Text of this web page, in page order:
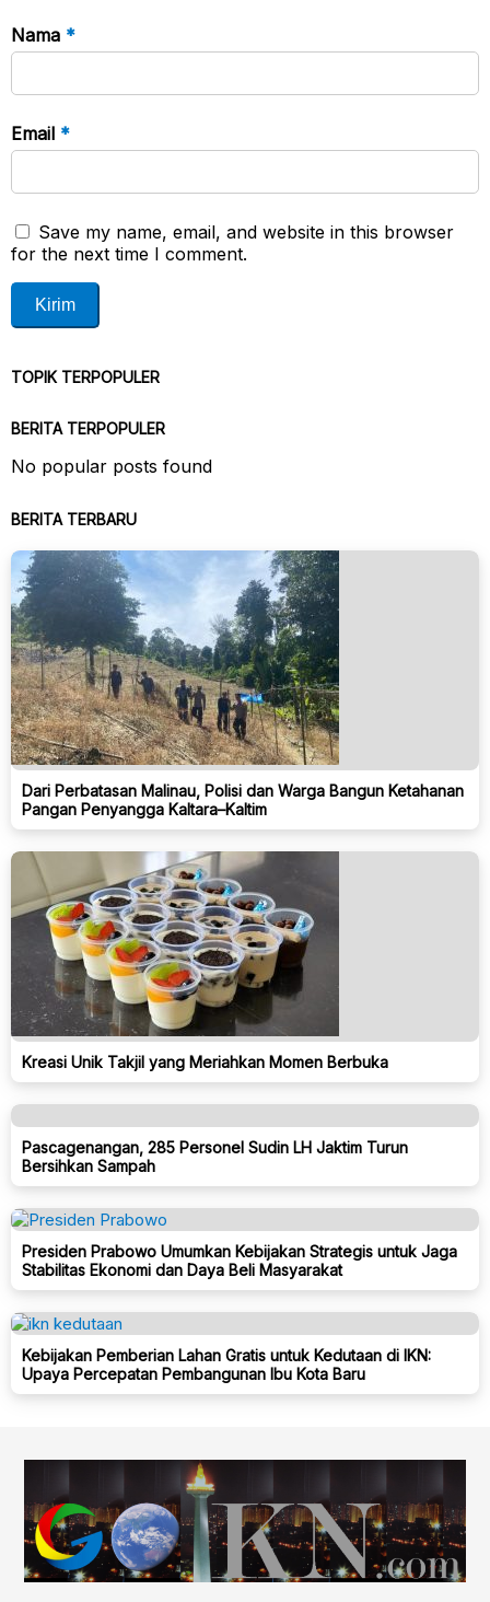
Nama *
Email *
Save my name, email, and website in this browser
for the next time I comment.
TOPIK TERPOPULER
BERITA TERPOPULER
No popular posts found
BERITA TERBARU
Dari Perbatasan Malinau, Polisi dan Warga Bangun Ketahanan
Pangan Penyangga Kaltara–Kaltim
Kreasi Unik Takjil yang Meriahkan Momen Berbuka
Pascagenangan, 285 Personel Sudin LH Jaktim Turun
Bersihkan Sampah
Presiden Prabowo Umumkan Kebijakan Strategis untuk Jaga
Stabilitas Ekonomi dan Daya Beli Masyarakat
Kebijakan Pemberian Lahan Gratis untuk Kedutaan di IKN:
Upaya Percepatan Pembangunan Ibu Kota Baru